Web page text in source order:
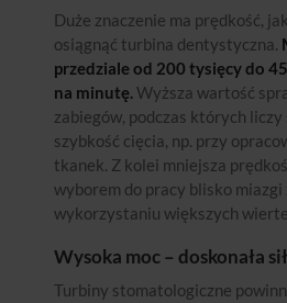
Duże znaczenie ma prędkość,
osiągnąć turbina dentystyczna.
przedziale od 200 tysięcy do
na minutę.Wyższa wartość
zabiegów, podczas których
szybkość cięcia, np. przy
tkanek. Z kolei mniejsza
wyborem do pracy blisko miazgi
wykorzystaniu większych
Wysoka moc – doskonała
Turbiny stomatologiczne